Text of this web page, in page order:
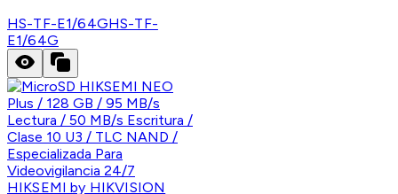
HS-TF-E1/64GHS-TF-
E1/64G
HIKSEMI by HIKVISION